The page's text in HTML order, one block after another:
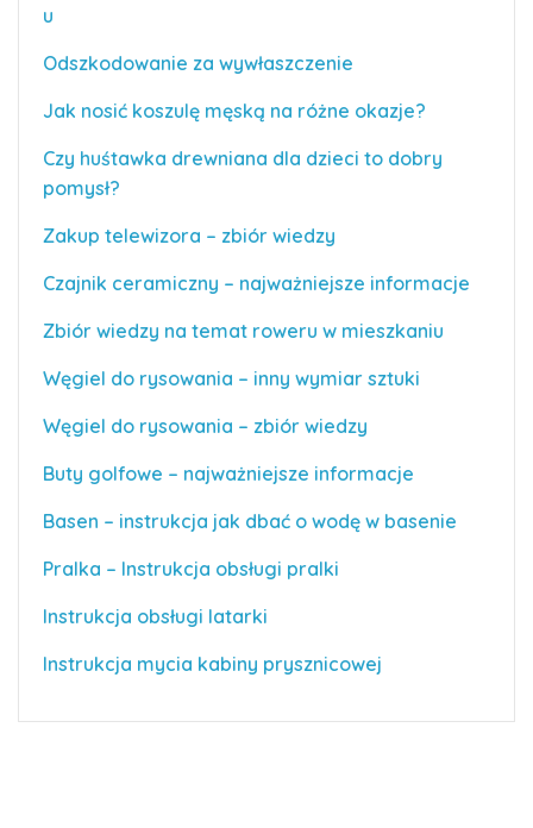
u
Odszkodowanie za wywłaszczenie
Jak nosić koszulę męską na różne okazje?
Czy huśtawka drewniana dla dzieci to dobry
pomysł?
Zakup telewizora – zbiór wiedzy
Czajnik ceramiczny – najważniejsze informacje
Zbiór wiedzy na temat roweru w mieszkaniu
Węgiel do rysowania – inny wymiar sztuki
Węgiel do rysowania – zbiór wiedzy
Buty golfowe – najważniejsze informacje
Basen – instrukcja jak dbać o wodę w basenie
Pralka – Instrukcja obsługi pralki
Instrukcja obsługi latarki
Instrukcja mycia kabiny prysznicowej